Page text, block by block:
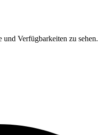
Verfügbarkeiten zu sehen.